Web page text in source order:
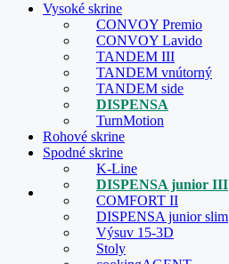
Vysoké skrine
CONVOY Premio
CONVOY Lavido
TANDEM III
TANDEM vnútorný
TANDEM side
DISPENSA
TurnMotion
Rohové skrine
Spodné skrine
K-Line
DISPENSA junior III
COMFORT II
DISPENSA junior slim
Výsuv 15-3D
Stoly